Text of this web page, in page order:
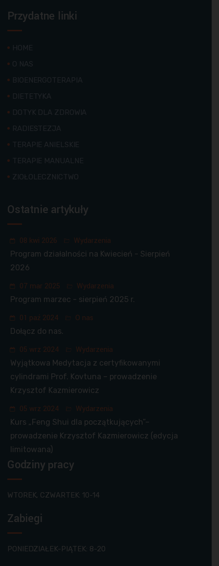
Przydatne linki
HOME
O NAS
BIOENERGOTERAPIA
DIETETYKA
DOTYK DLA ZDROWIA
RADIESTEZJA
TERAPIE ANIELSKIE
TERAPIE MANUALNE
ZIOŁOLECZNICTWO
Ostatnie artykuły
08 kwi 2026 Wydarzenia
Program działalności na Kwiecień - Sierpień
2026
07 mar 2025 Wydarzenia
Program marzec - sierpień 2025 r.
01 paź 2024 O nas
Dołącz do nas.
05 wrz 2024 Wydarzenia
Wyjątkowa Medytacja z certyfikowanymi
cylindrami Prof. Kovtuna – prowadzenie
Krzysztof Kazmierowicz
05 wrz 2024 Wydarzenia
Kurs „Feng Shui dla początkujących”–
prowadzenie Krzysztof Kazmierowicz (edycja
limitowana)
Godziny pracy
WTOREK, CZWARTEK: 10-14
Zabiegi
PONIEDZIAŁEK-PIĄTEK: 8-20